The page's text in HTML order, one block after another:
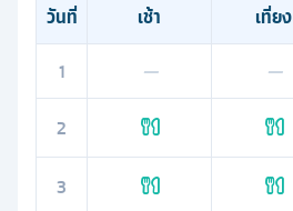
วันที่ เช้า เที่ยง
1
— —
2
3